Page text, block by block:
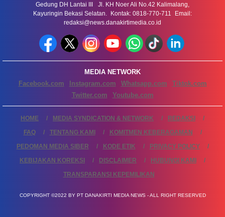
Gedung DH Lantai III Jl. KH Noer Ali No.42 Kalimalang,
Kayuringin Bekasi Selatan. Kontak: 0818-770-711 Email:
redaksi@news.danakirtimedia.co.id
MEDIA NETWORK
Facebook.com
Instagram.com Whatsapp.com
Tiktok.com
Twitter.com
Youtube.com
HOME MEDIA SYNDICATION & NETWORK
REDAKSI
FAQ
TENTANG KAMI
KOMITMEN KEBERAGAMAN
PEDOMAN MEDIA SIBER
KODE ETIK
PRIVACY POLICY
KEBIJAKAN KOREKSI
DISCLAIMER
HUBUNGI KAMI
TRANSPARANSI KEPEMILIKAN
COPYRIGHT ©2022 BY PT DANAKIRTI MEDIA NEWS - ALL RIGHT RESERVED